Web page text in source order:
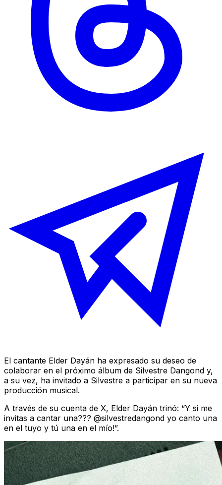
El cantante Elder Dayán ha expresado su deseo de
colaborar en el próximo álbum de Silvestre Dangond y,
a su vez, ha invitado a Silvestre a participar en su nueva
producción musical.
A través de su cuenta de X, Elder Dayán trinó: “Y si me
invitas a cantar una??? @silvestredangond yo canto una
en el tuyo y tú una en el mío!”.